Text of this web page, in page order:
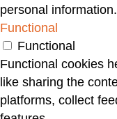
personal information.
Functional
Functional
Functional cookies
like sharing the
platforms, collect